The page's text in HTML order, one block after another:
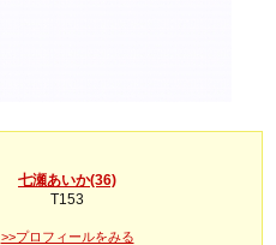
七瀬あいか(36)
T153
>>プロフィールをみる